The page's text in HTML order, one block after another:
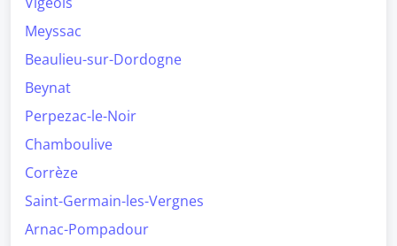
Meyssac
Beaulieu-sur-Dordogne
Beynat
Perpezac-le-Noir
Chamboulive
Corrèze
Saint-Germain-les-Vergnes
Arnac-Pompadour